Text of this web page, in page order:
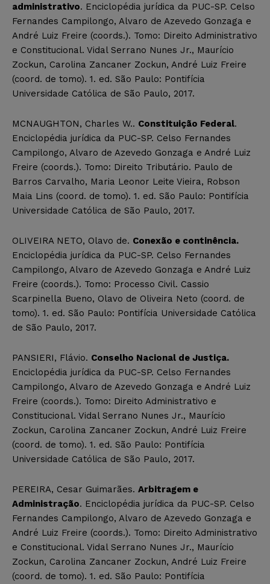
administrativo. Enciclopédia jurídica da PUC-SP. Celso
Fernandes Campilongo, Alvaro de Azevedo Gonzaga e
André Luiz Freire (coords.). Tomo: Direito Administrativo
e Constitucional. Vidal Serrano Nunes Jr., Maurício
Zockun, Carolina Zancaner Zockun, André Luiz Freire
(coord. de tomo). 1. ed. São Paulo: Pontifícia
Universidade Católica de São Paulo, 2017.
MCNAUGHTON, Charles W.. Constituição Federal.
Enciclopédia jurídica da PUC-SP. Celso Fernandes
Campilongo, Alvaro de Azevedo Gonzaga e André Luiz
Freire (coords.). Tomo: Direito Tributário. Paulo de
Barros Carvalho, Maria Leonor Leite Vieira, Robson
Maia Lins (coord. de tomo). 1. ed. São Paulo: Pontifícia
Universidade Católica de São Paulo, 2017.
OLIVEIRA NETO, Olavo de. Conexão e continência.
Enciclopédia jurídica da PUC-SP. Celso Fernandes
Campilongo, Alvaro de Azevedo Gonzaga e André Luiz
Freire (coords.). Tomo: Processo Civil. Cassio
Scarpinella Bueno, Olavo de Oliveira Neto (coord. de
tomo). 1. ed. São Paulo: Pontifícia Universidade Católica
de São Paulo, 2017.
PANSIERI, Flávio. Conselho Nacional de Justiça.
Enciclopédia jurídica da PUC-SP. Celso Fernandes
Campilongo, Alvaro de Azevedo Gonzaga e André Luiz
Freire (coords.). Tomo: Direito Administrativo e
Constitucional. Vidal Serrano Nunes Jr., Maurício
Zockun, Carolina Zancaner Zockun, André Luiz Freire
(coord. de tomo). 1. ed. São Paulo: Pontifícia
Universidade Católica de São Paulo, 2017.
PEREIRA, Cesar Guimarães. Arbitragem e
Administração. Enciclopédia jurídica da PUC-SP. Celso
Fernandes Campilongo, Alvaro de Azevedo Gonzaga e
André Luiz Freire (coords.). Tomo: Direito Administrativo
e Constitucional. Vidal Serrano Nunes Jr., Maurício
Zockun, Carolina Zancaner Zockun, André Luiz Freire
(coord. de tomo). 1. ed. São Paulo: Pontifícia